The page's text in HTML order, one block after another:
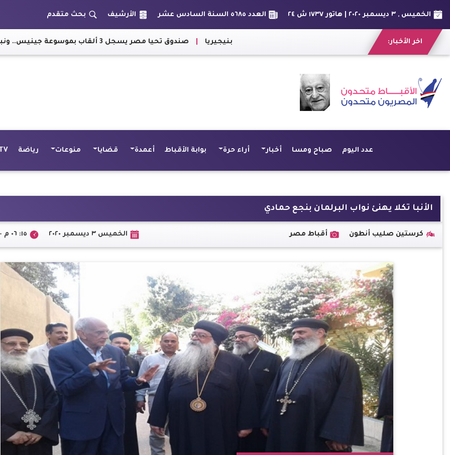
الخميس , ٣ ديسمبر ٢٠٢٠ | هاتور ١٧٣٧ ش ٢٤ العدد ٥٦٨٥ السنة السادس عشر الأرشيف بحث متقدم
اخر الأخبار: صندوق تحيا مصر يسجل 3 ألقاب بموسوعة جينيس.. ونبيلة مكرم توجه رسالة للمصريين بالإمارات
عدد اليوم صباح ومسا أخبار أراء حرة بوابة الأقباط أعمدة قضايا منوعات رياضة
الأنبا تكلا يهنئ نواب البرلمان بنجع حمادي
كرستين صليب أنطون أقباط مصر الخميس ٣ ديسمبر ٢٠٢٠ ١٥: ٠٦ م +02:00 CEST